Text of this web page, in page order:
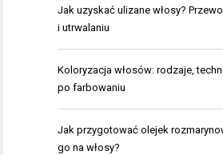
Jak uzyskać ulizane włosy?
i utrwalaniu
Koloryzacja włosów: rodzaje,
po farbowaniu
Jak przygotować olejek
go na włosy?